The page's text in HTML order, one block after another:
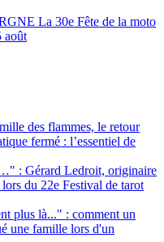
La 30e Fête de la moto
août
des flammes, le retour
fermé : l’essentiel de
: Gérard Ledroit, originaire
du 22e Festival de tarot
plus là..." : comment un
une famille lors d'un